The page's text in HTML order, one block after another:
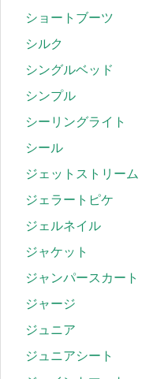
ショートブーツ
シルク
シングルベッド
シンプル
シーリングライト
シール
ジェットストリーム
ジェラートピケ
ジェルネイル
ジャケット
ジャンパースカート
ジャージ
ジュニア
ジュニアシート